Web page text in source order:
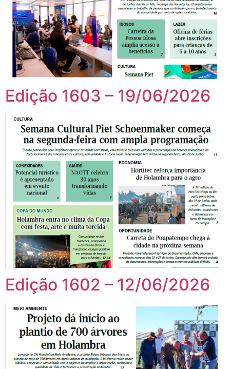
Edição 1603 – 19/06/2026
Edição 1602 – 12/06/2026